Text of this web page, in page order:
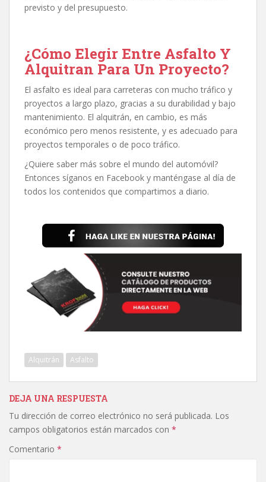
previsto y del presupuesto.
¿Cómo Elegir Entre Asfalto Y
Alquitran Para Un Proyecto?
El asfalto es ideal para carreteras con mucho tráfico y
proyectos a largo plazo, gracias a su durabilidad y bajo
mantenimiento. El alquitrán, en cambio, es más
económico pero menos resistente, y es adecuado para
proyectos temporales o de poco tráfico.
¿Quiere saber más sobre el mundo del automóvil?
Entonces síganos en Facebook y manténgase al día de
todos los contenidos que compartimos a diario.
Alquitrán Asfalto
DEJA UNA RESPUESTA
Tu dirección de correo electrónico no será publicada. Los
campos obligatorios están marcados con *
Comentario *